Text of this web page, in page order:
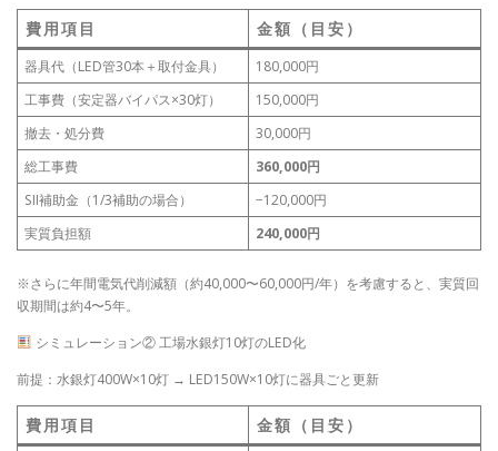
費用項目 金額（目安）
器具代（LED管30本＋取付金具）
180,000円
工事費（安定器バイパス×30灯）
150,000円
撤去・処分費
30,000円
総工事費
360,000円
SII補助金（1/3補助の場合）
−120,000円
実質負担額
240,000円
※さらに年間電気代削減額（約40,000〜60,000円/年）を考慮すると、実質回
収期間は約4〜5年。
シミュレーション② 工場水銀灯10灯のLED化
前提：水銀灯400W×10灯 → LED150W×10灯に器具ごと更新
費用項目 金額（目安）